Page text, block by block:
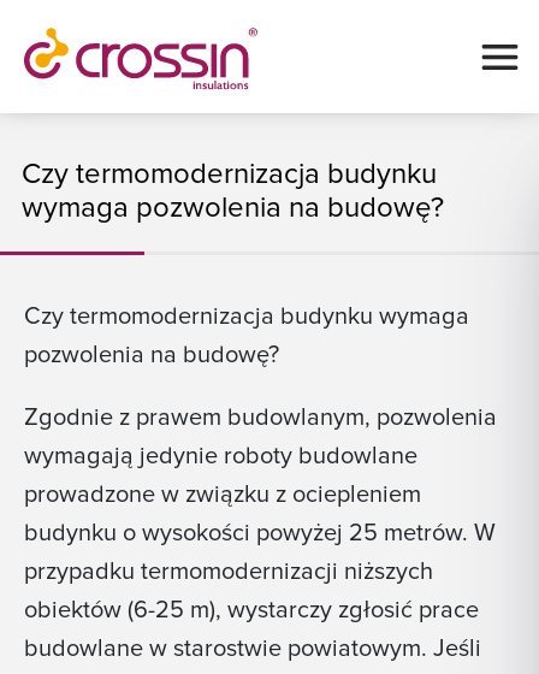
Czy termomodernizacja budynku
wymaga pozwolenia na budowę?
Czy termomodernizacja budynku wymaga
pozwolenia na budowę?
Zgodnie z prawem budowlanym, pozwolenia
wymagają jedynie roboty budowlane
prowadzone w związku z ociepleniem
budynku o wysokości powyżej 25 metrów. W
przypadku termomodernizacji niższych
obiektów (6-25 m), wystarczy zgłosić prace
budowlane w starostwie powiatowym. Jeśli